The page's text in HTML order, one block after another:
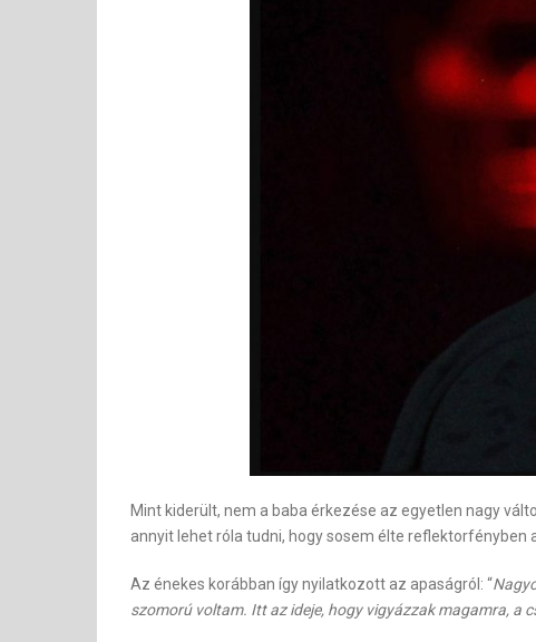
Mint kiderült, nem a baba érkezése az egyetlen nagy
annyit lehet róla tudni, hogy sosem élte
Az énekes korábban így nyilatkozott az apaságról: “
szomorú voltam. Itt az ideje, hogy vigyázzak magamra, a